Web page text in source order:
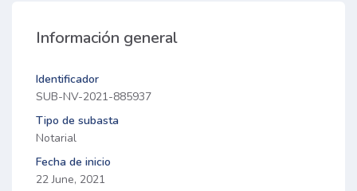
Información general
Identificador
SUB-NV-2021-885937
Tipo de subasta
Notarial
Fecha de inicio
22 June, 2021